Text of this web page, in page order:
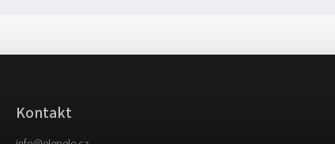
Kontakt